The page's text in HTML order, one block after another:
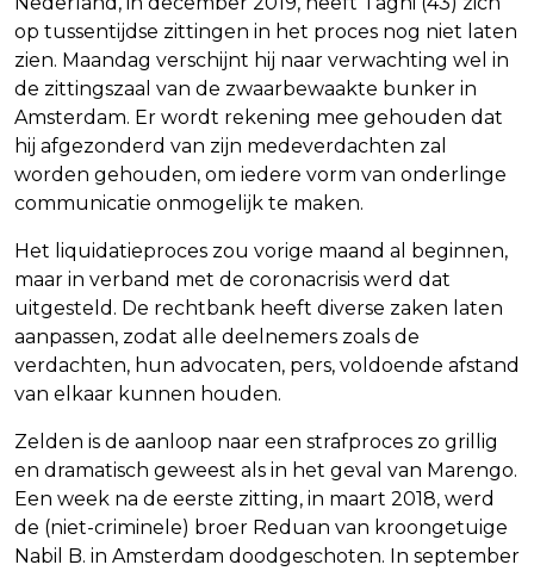
op tussentijdse zittingen in het proces nog niet laten
zien. Maandag verschijnt hij naar verwachting wel in
de zittingszaal van de zwaarbewaakte bunker in
Amsterdam. Er wordt rekening mee gehouden dat
hij afgezonderd van zijn medeverdachten zal
worden gehouden, om iedere vorm van onderlinge
communicatie onmogelijk te maken.
Het liquidatieproces zou vorige maand al beginnen,
maar in verband met de coronacrisis werd dat
uitgesteld. De rechtbank heeft diverse zaken laten
aanpassen, zodat alle deelnemers zoals de
verdachten, hun advocaten, pers, voldoende afstand
van elkaar kunnen houden.
Zelden is de aanloop naar een strafproces zo grillig
en dramatisch geweest als in het geval van Marengo.
Een week na de eerste zitting, in maart 2018, werd
de (niet-criminele) broer Reduan van kroongetuige
Nabil B. in Amsterdam doodgeschoten. In september